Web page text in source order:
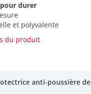
durer
et polyvalente
du produit
anti-poussière de